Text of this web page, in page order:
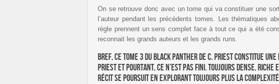
On se retrouve donc avec un tome qui va constituer une
l’auteur pendant les précédents tomes. Les thématiques
règle prennent un sens complet face à tout ce qui a été
reconnait les grands auteurs et les grands runs.
Bref, ce tome 3 du Black Panther de C. Priest constitue
Priest et pourtant, ce n’est pas fini. Toujours dense,
récit se poursuit en explorant toujours plus la complexité